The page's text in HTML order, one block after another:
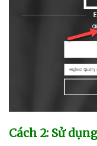
Cách 2: Sử